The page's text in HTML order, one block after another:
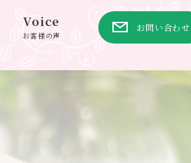
Voice
お客様の声
お問い合わせ